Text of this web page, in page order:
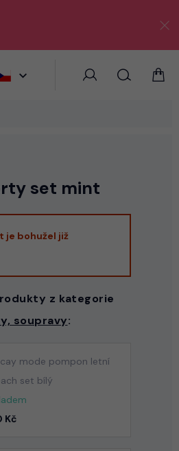
set mint
je bohužel již
z kategorie
soupravy:
mode pompon letní
set bílý
Kč